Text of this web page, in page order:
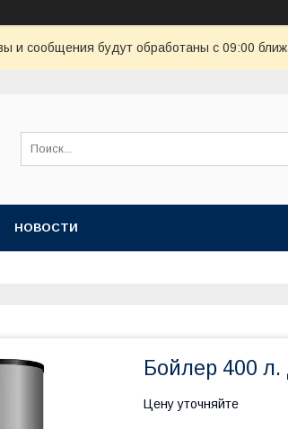
и сообщения будут обработаны с 09:00
НОВОСТИ
Бойлер 400
Цену уточняйте